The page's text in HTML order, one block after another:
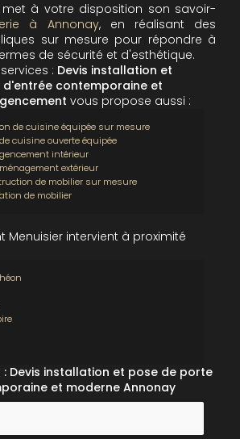
met à votre disposition son savoir-
à Annonay, en réalisant des
sur mesure pour répondre à
de sécurité et d'esthétique.
: Devis installation et
contemporaine et
vous propose aussi :
de cuisine équipée sur mesure
cuisine ouverte équipée
intérieur
extérieur
de mobilier sur mesure
de mobilier
Menuisier intervient à proximité
Devis installation et pose de porte
et moderne Annonay